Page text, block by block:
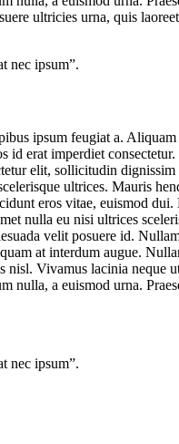
ultricies urna, quis
nec ipsum”.
ipsum feugiat a.
id erat imperdiet
elit, sollicitudin
ultrices. Mauris
eros vitae, euismod dui.
nulla eu nisi ultrices
velit posuere id.
at interdum augue.
nisl. Vivamus lacinia neque
nulla, a euismod urna.
nec ipsum”.